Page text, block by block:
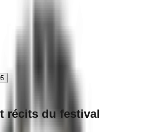
récits du festival